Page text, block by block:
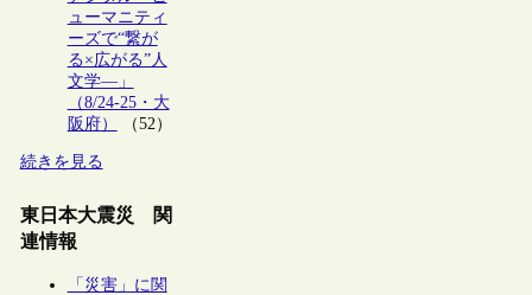
ューマニティ
ーズで“繋が
る×広がる”人
文学―」
（8/24-25・大
阪府）
（52）
続きを見る
東日本大震災 関
連情報
「災害」に関